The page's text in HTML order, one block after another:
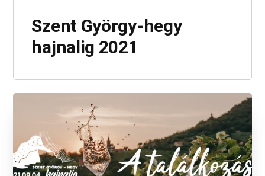
Szent György-hegy
hajnalig 2021